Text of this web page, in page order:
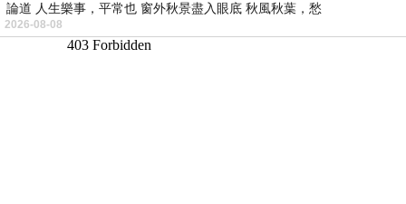
論道 人生樂事，平常也 窗外秋景盡入眼底 秋風秋葉，愁
2026-08-08